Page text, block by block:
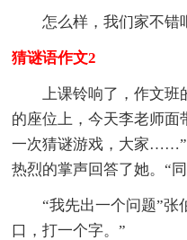
怎么样，我们家不错
猜谜语作文2
上课铃响了，作文
的座位上，今天李老师面
一次猜谜游戏，大家……”
热烈的掌声回答了她。“
“我先出一个问题”张
口，打一个字。”